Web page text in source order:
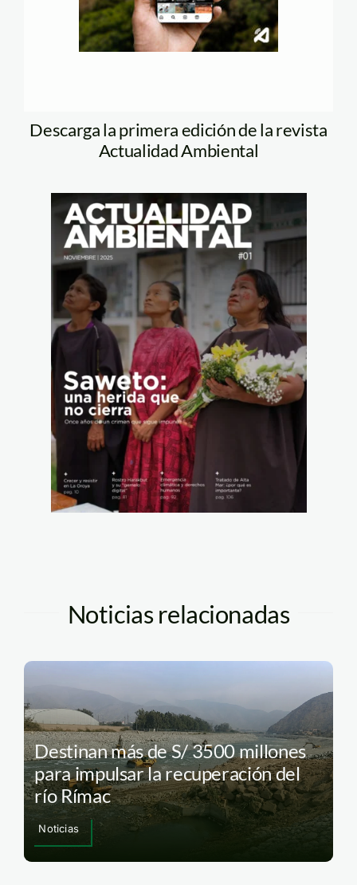
Descarga la primera edición de la revista
Actualidad Ambiental
Noticias relacionadas
Destinan más de S/ 3500 millones
para impulsar la recuperación del
río Rímac
Noticias